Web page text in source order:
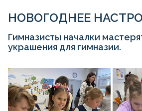
НОВОГОДНЕЕ
Гимназисты началки
украшения для гимназии.